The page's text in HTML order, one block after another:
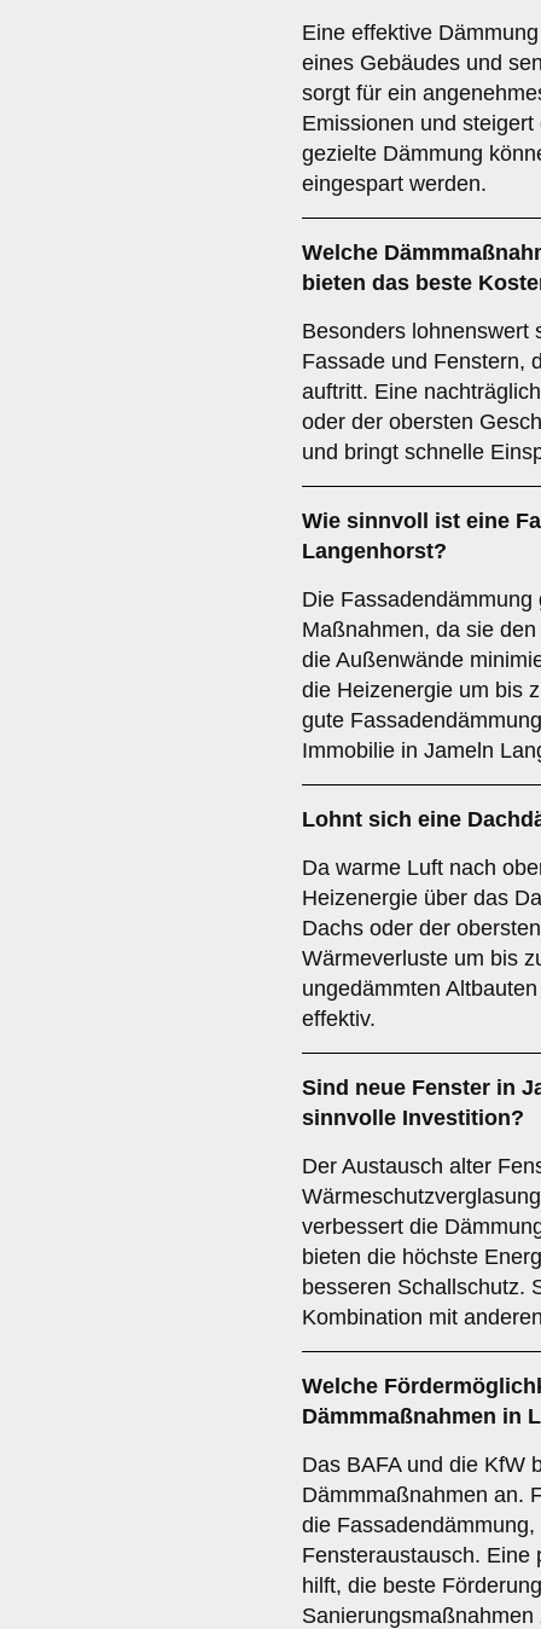
Eine effektive
eines Gebäudes und
sorgt für ein
Emissionen und
gezielte Dämmung
eingespart werden.
Welche
bieten das beste
Besonders lohnenswert
Fassade und Fenstern,
auftritt. Eine
oder der obersten
und bringt schnelle
Wie sinnvoll ist eine
Langenhorst?
Die
Maßnahmen, da sie
die Außenwände
die Heizenergie um bis
gute
Immobilie in Jameln
Lohnt sich eine
Da warme Luft nach
Heizenergie über das
Dachs oder der
Wärmeverluste um bis
ungedämmten
effektiv.
Sind neue Fenster in
sinnvolle Investition?
Der Austausch alter
verbessert die
bieten die höchste
besseren Schallschutz.
Kombination mit
Welche
Dämmmaßnahmen in
Das BAFA und die KfW
Dämmmaßnahmen an.
die
Fensteraustausch. Eine
hilft, die beste
Sanierungsmaßnahmen